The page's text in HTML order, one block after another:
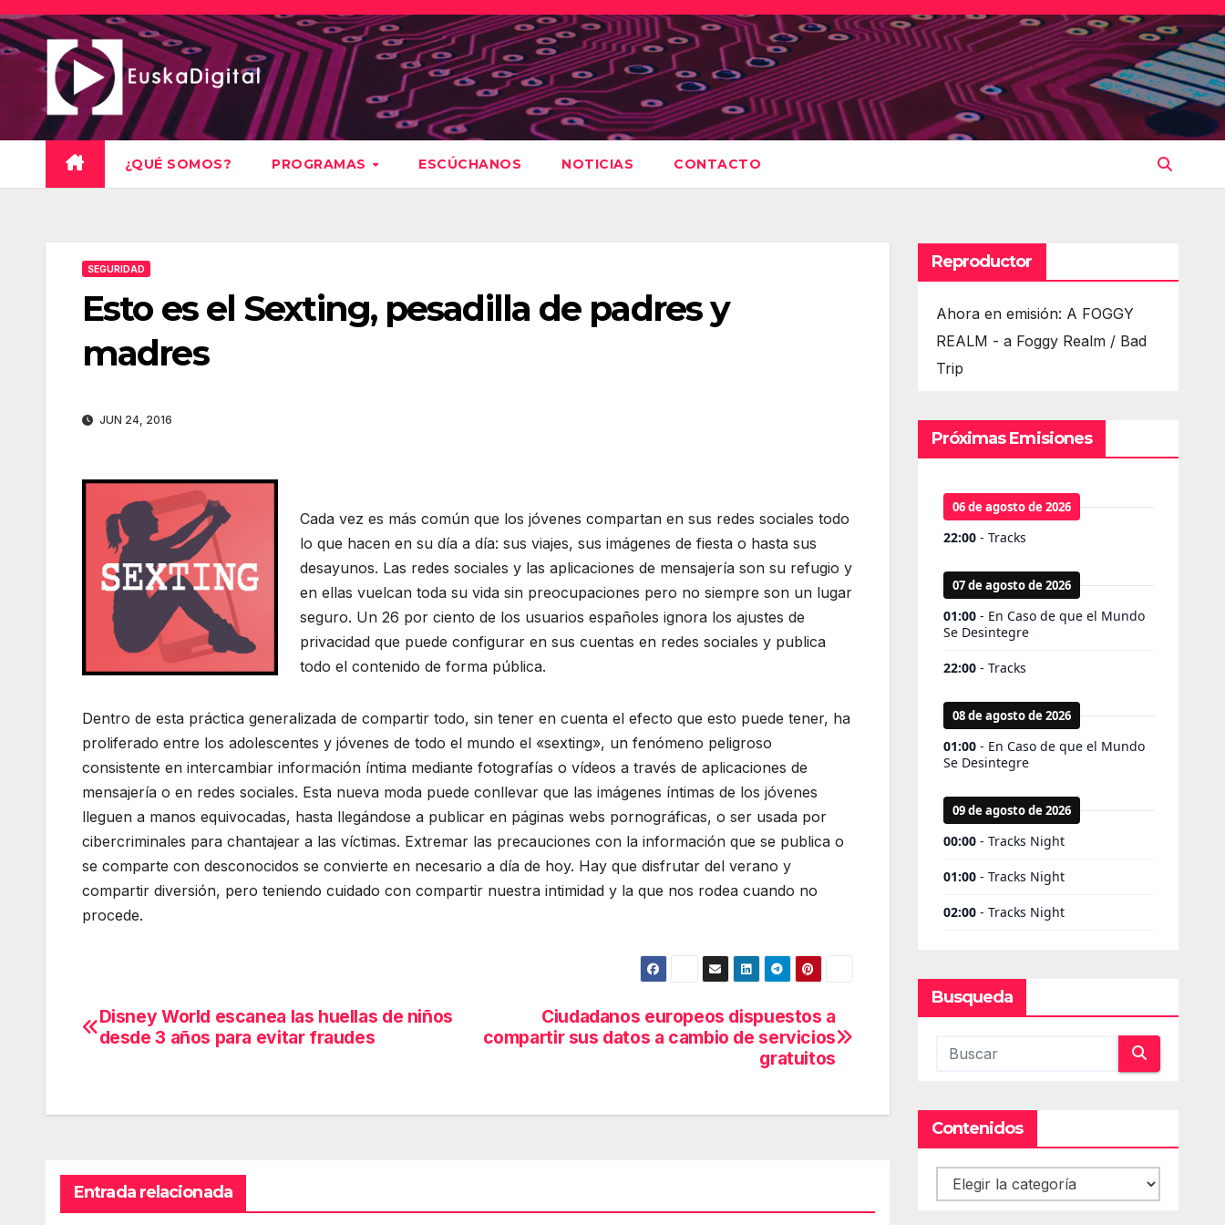
Saltar
al
contenido
¿QUÉ SOMOS? PROGRAMAS ESCÚCHANOS NOTICIAS CONTACTO
SEGURIDAD
Esto es el Sexting, pesadilla de padres y
madres
JUN 24, 2016
Cada vez es más común que los jóvenes compartan en sus redes sociales todo
lo que hacen en su día a día: sus viajes, sus imágenes de fiesta o hasta sus
desayunos. Las redes sociales y las aplicaciones de mensajería son su refugio y
en ellas vuelcan toda su vida sin preocupaciones pero no siempre son un lugar
seguro. Un 26 por ciento de los usuarios españoles ignora los ajustes de
privacidad que puede configurar en sus cuentas en redes sociales y publica
todo el contenido de forma pública.
Dentro de esta práctica generalizada de compartir todo, sin tener en cuenta el efecto que esto puede tener, ha
proliferado entre los adolescentes y jóvenes de todo el mundo el «sexting», un fenómeno peligroso
consistente en intercambiar información íntima mediante fotografías o vídeos a través de aplicaciones de
mensajería o en redes sociales. Esta nueva moda puede conllevar que las imágenes íntimas de los jóvenes
lleguen a manos equivocadas, hasta llegándose a publicar en páginas webs pornográficas, o ser usada por
cibercriminales para chantajear a las víctimas. Extremar las precauciones con la información que se publica o
se comparte con desconocidos se convierte en necesario a día de hoy. Hay que disfrutar del verano y
compartir diversión, pero teniendo cuidado con compartir nuestra intimidad y la que nos rodea cuando no
procede.
Navegación
Ciudadanos europeos dispuestos a
compartir sus datos a cambio de servicios
gratuitos
Disney World escanea las huellas de niños
desde 3 años para evitar fraudes
Entrada relacionada
Reproductor
Ahora en emisión: A FOGGY
REALM - a Foggy Realm / Bad
Trip
Próximas Emisiones
Busqueda
Contenidos
Contenidos